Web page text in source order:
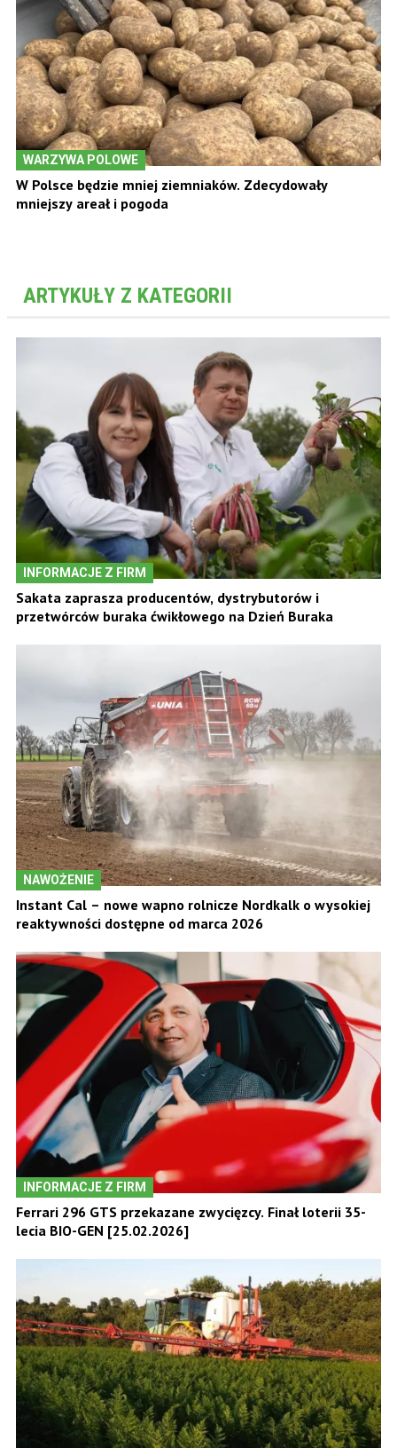
WARZYWA POLOWE
W Polsce będzie mniej ziemniaków. Zdecydowały
mniejszy areał i pogoda
ARTYKUŁY Z KATEGORII
INFORMACJE Z FIRM
Sakata zaprasza producentów, dystrybutorów i
przetwórców buraka ćwikłowego na Dzień Buraka
NAWOŻENIE
Instant Cal – nowe wapno rolnicze Nordkalk o wysokiej
reaktywności dostępne od marca 2026
INFORMACJE Z FIRM
Ferrari 296 GTS przekazane zwycięzcy. Finał loterii 35-
lecia BIO-GEN [25.02.2026]